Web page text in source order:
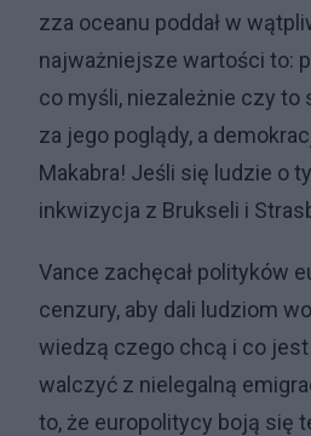
zza oceanu poddał w
najważniejsze wartości to:
co myśli, niezależnie czy to
za jego poglądy, a
Makabra! Jeśli się ludzie o
inkwizycja z Brukseli i
Vance zachęcał polityków
cenzury, aby dali ludziom
wiedzą czego chcą i co jest
walczyć z nielegalną
to, że europolitycy boją się